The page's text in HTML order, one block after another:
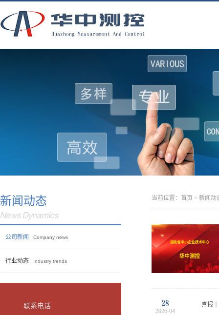
新闻动态
News Dynamics
公司新闻 Company news
行业动态 Industry trends
联系电话
当前位置： 首页 > 新闻动
28
2026-04
喜报